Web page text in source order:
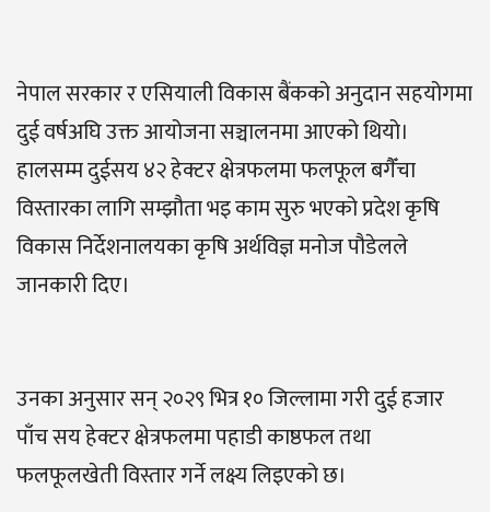
नेपाल सरकार र एसियाली विकास बैंकको अनुदान सहयोगमा
दुई वर्षअघि उक्त आयोजना सञ्चालनमा आएको थियो।
हालसम्म दुईसय ४२ हेक्टर क्षेत्रफलमा फलफूल बगैँचा
विस्तारका लागि सम्झौता भइ काम सुरु भएको प्रदेश कृषि
विकास निर्देशनालयका कृषि अर्थविज्ञ मनोज पौडेलले
जानकारी दिए।
उनका अनुसार सन् २०२९ भित्र १० जिल्लामा गरी दुई हजार
पाँच सय हेक्टर क्षेत्रफलमा पहाडी काष्ठफल तथा
फलफूलखेती विस्तार गर्ने लक्ष्य लिइएको छ।